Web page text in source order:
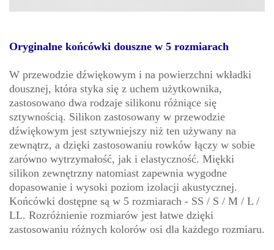
Oryginalne końcówki douszne w 5 rozmiarach
W przewodzie dźwiękowym i na powierzchni wkładki
dousznej, która styka się z uchem użytkownika,
zastosowano dwa rodzaje silikonu różniące się
sztywnością. Silikon zastosowany w przewodzie
dźwiękowym jest sztywniejszy niż ten używany na
zewnątrz, a dzięki zastosowaniu rowków łączy w sobie
zarówno wytrzymałość, jak i elastyczność. Miękki
silikon zewnętrzny natomiast zapewnia wygodne
dopasowanie i wysoki poziom izolacji akustycznej.
Końcówki dostępne są w 5 rozmiarach - SS / S / M / L /
LL. Rozróżnienie rozmiarów jest łatwe dzięki
zastosowaniu różnych kolorów osi dla każdego rozmiaru.